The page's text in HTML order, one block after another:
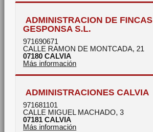
ADMINISTRACION DE FINCAS
GESPONSA S.L.
971690671
CALLE RAMON DE MONTCADA, 21
07180 CALVIA
Más información
ADMINISTRACIONES CALVIA
971681101
CALLE MIGUEL MACHADO, 3
07181 CALVIA
Más información